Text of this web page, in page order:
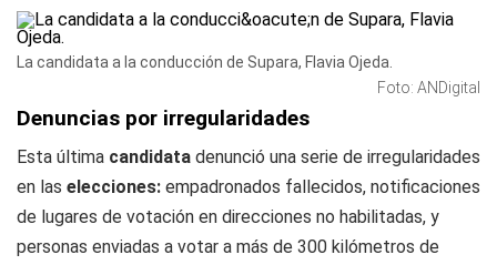
La candidata a la conducción de Supara, Flavia Ojeda.
Foto: ANDigital
Denuncias por irregularidades
Esta última candidata denunció una serie de irregularidades
en las elecciones: empadronados fallecidos, notificaciones
de lugares de votación en direcciones no habilitadas, y
personas enviadas a votar a más de 300 kilómetros de